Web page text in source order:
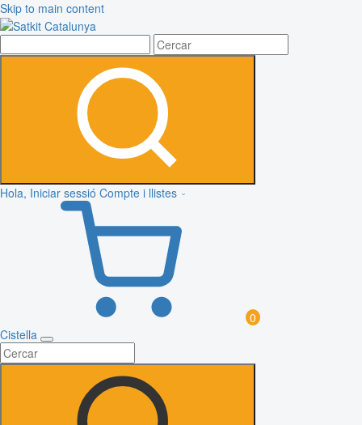
Skip to main content
Hola, Iniciar sessió Compte i llistes
0
Cistella